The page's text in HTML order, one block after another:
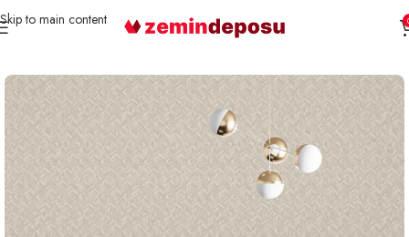
Skip to main content